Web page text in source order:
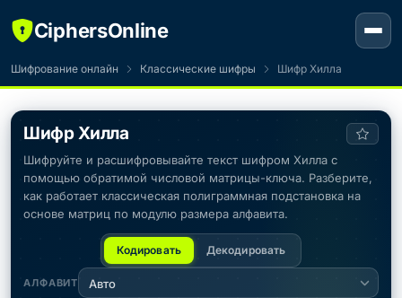
CiphersOnline
Шифрование онлайн Классические шифры Шифр Хилла
Шифр Хилла
Шифруйте и расшифровывайте текст шифром Хилла с
помощью обратимой числовой матрицы-ключа. Разберите,
как работает классическая полиграммная подстановка на
основе матриц по модулю размера алфавита.
Кодировать Декодировать
АЛФАВИТ Авто